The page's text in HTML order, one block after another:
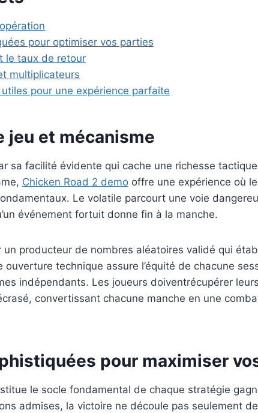
pour optimiser vos parties
le taux de retour
multiplicateurs
pour une expérience parfaite
jeu et mécanisme
sa facilité évidente qui cache une richesse
Chicken Road 2 demooffre une expérience où
Le volatile parcourt une voie
événement fortuit donne fin à la manche.
un producteur de nombres aléatoires validé qui
technique assure l’équité de chacune
indépendants. Les joueurs doiventrécupérer
convertissant chacune manche en une
pour maximiser
le socle fondamental de chaque stratégie
admises, la victoire ne découle pas seulement